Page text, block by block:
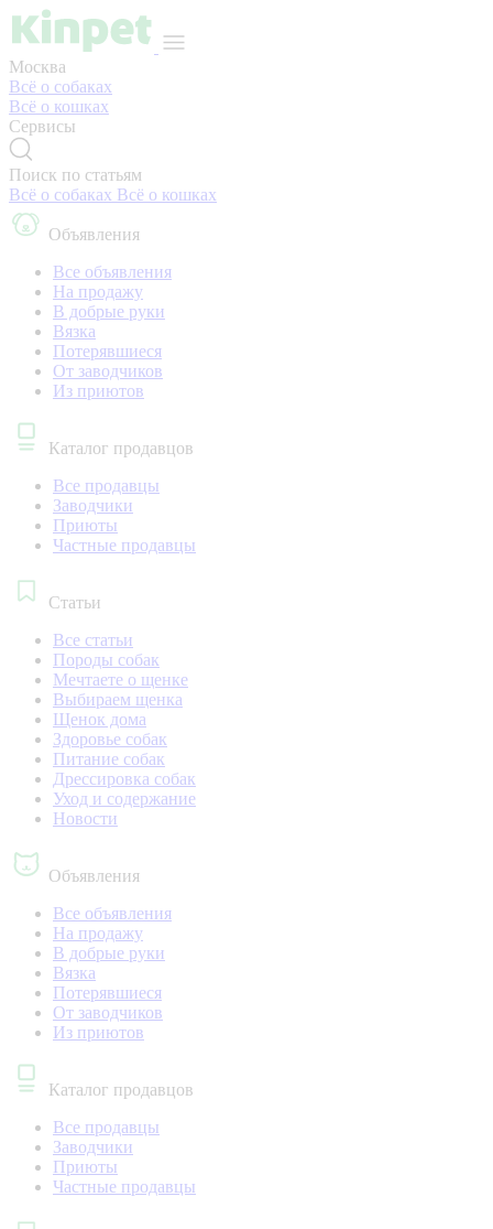
Москва
Всё о собаках
Всё о кошках
Сервисы
Поиск по статьям
Всё о собаках Всё о кошках
Объявления
Все объявления
На продажу
В добрые руки
Вязка
Потерявшиеся
От заводчиков
Из приютов
Каталог продавцов
Все продавцы
Заводчики
Приюты
Частные продавцы
Статьи
Все статьи
Породы собак
Мечтаете о щенке
Выбираем щенка
Щенок дома
Здоровье собак
Питание собак
Дрессировка собак
Уход и содержание
Новости
Объявления
Все объявления
На продажу
В добрые руки
Вязка
Потерявшиеся
От заводчиков
Из приютов
Каталог продавцов
Все продавцы
Заводчики
Приюты
Частные продавцы